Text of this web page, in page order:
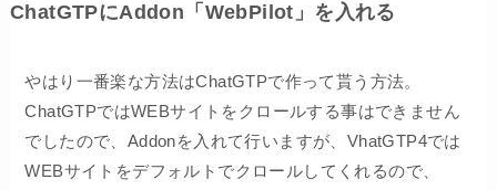
ChatGTPにAddon「WebPilot」を入れる
やはり一番楽な方法はChatGTPで作って貰う方法。
ChatGTPではWEBサイトをクロールする事はできません
でしたので、Addonを入れて行いますが、VhatGTP4では
WEBサイトをデフォルトでクロールしてくれるので、